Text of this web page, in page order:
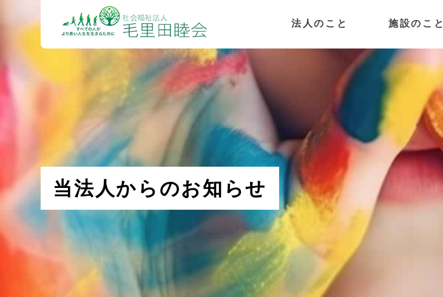
法人のこと 施設のこと
当法人からのお知らせ